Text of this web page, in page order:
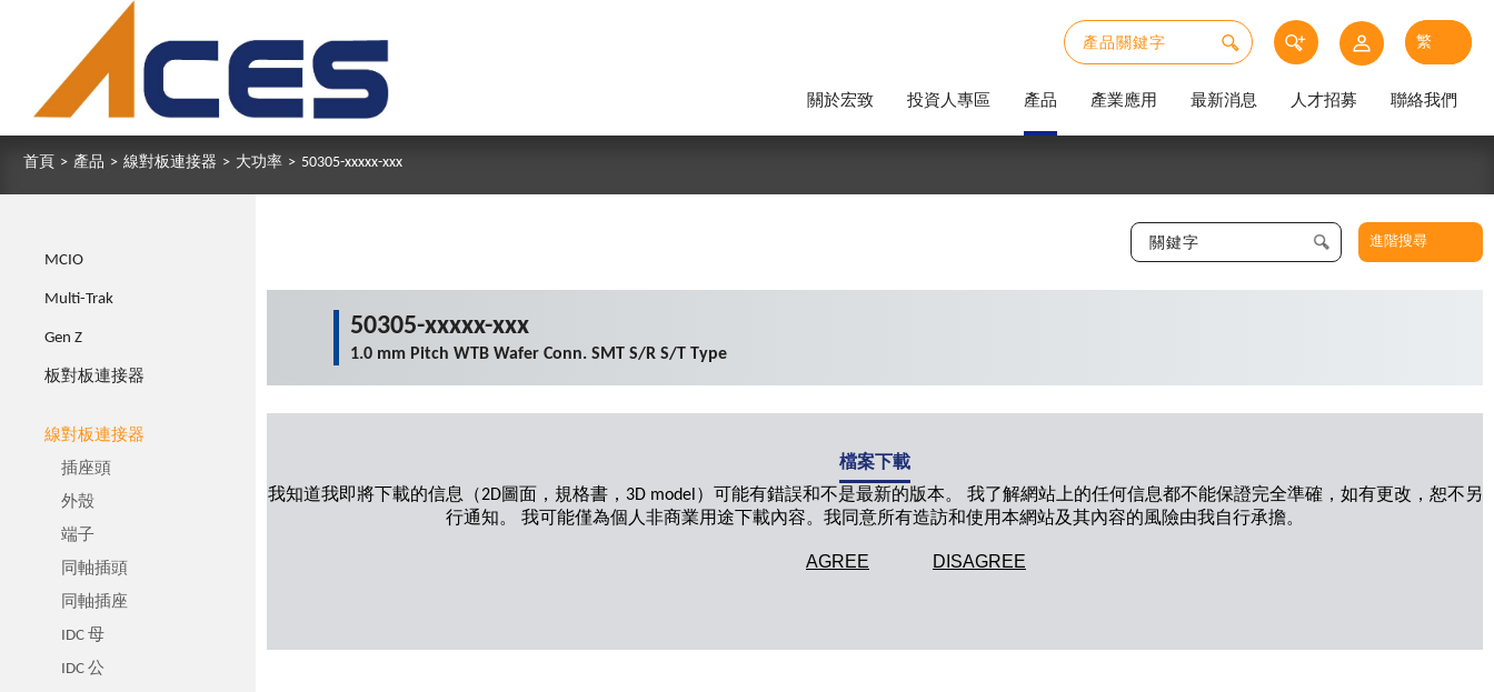
關於宏致 投資人專區 產品 產業應用 最新消息 人才招募 聯絡我們
首頁 > 產品 > 線對板連接器 > 大功率 > 50305-xxxxx-xxx
MCIO
Multi-Trak
Gen Z
板對板連接器
線對板連接器
插座頭
外殼
端子
同軸插頭
同軸插座
IDC 母
IDC 公
進階搜尋
50305-xxxxx-xxx
1.0 mm Pitch WTB Wafer Conn. SMT S/R S/T Type
檔案下載
我知道我即將下載的信息（2D圖面，規格書，3D model）可能有錯誤和不是最新的版本。 我了解網站上的任何信息都不能保證完全準確，如有更改，恕不另
行通知。 我可能僅為個人非商業用途下載內容。我同意所有造訪和使用本網站及其內容的風險由我自行承擔。
AGREE DISAGREE